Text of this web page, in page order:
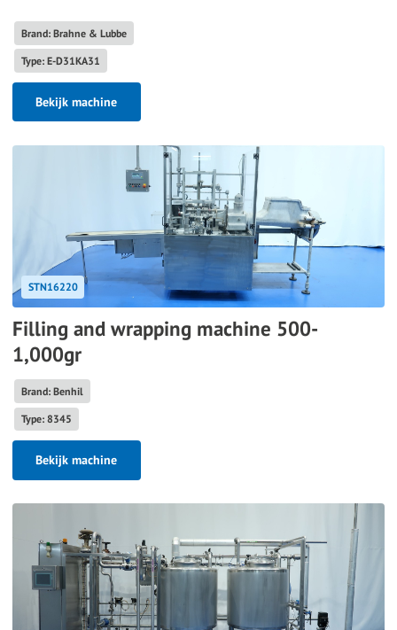
Brand: Brahne & Lubbe
Type: E-D31KA31
Bekijk machine
STN16220
Filling and wrapping machine 500-
1,000gr
Brand: Benhil
Type: 8345
Bekijk machine